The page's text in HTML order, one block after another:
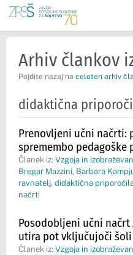
Arhiv člankov
Pojdite nazaj na celoten arhiv
didaktična
Prenovljeni učni načrti:
spremembo pedagoške
Članek iz: Vzgoja in
Bregar Mazzini, Barbara
ravnatelj, didaktična
načrti
Posodobljeni učni načrt
utira pot vključujoči šoli
Članek iz: Vzgoja in